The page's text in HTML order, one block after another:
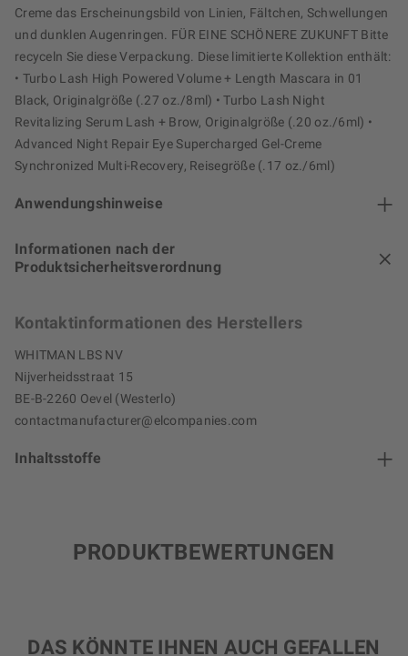
Creme das Erscheinungsbild von Linien, Fältchen, Schwellungen
und dunklen Augenringen. FÜR EINE SCHÖNERE ZUKUNFT Bitte
recyceln Sie diese Verpackung. Diese limitierte Kollektion enthält:
• Turbo Lash High Powered Volume + Length Mascara in 01
Black, Originalgröße (.27 oz./8ml) • Turbo Lash Night
Revitalizing Serum Lash + Brow, Originalgröße (.20 oz./6ml) •
Advanced Night Repair Eye Supercharged Gel-Creme
Synchronized Multi-Recovery, Reisegröße (.17 oz./6ml)
Anwendungshinweise
Informationen nach der
Produktsicherheitsverordnung
Kontaktinformationen des Herstellers
WHITMAN LBS NV
Nijverheidsstraat 15
BE-B-2260 Oevel (Westerlo)
contactmanufacturer@elcompanies.com
Inhaltsstoffe
PRODUKTBEWERTUNGEN
DAS KÖNNTE IHNEN AUCH GEFALLEN